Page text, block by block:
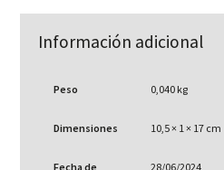
Información adicional
Peso 0,040 kg
Dimensiones 10,5 × 1 × 17 cm
Fecha de
28/06/2024